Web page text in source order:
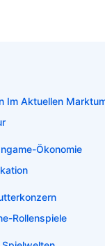
Im Aktuellen
Ökonomie
Rollenspiele